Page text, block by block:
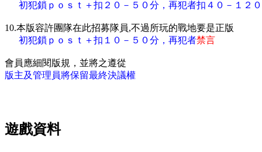
初犯鎖ｐｏｓｔ＋扣２０－５０分，再犯者扣４０－１２
10.本版容許團隊在此招募隊員,不過所玩的戰地要是正版
初犯鎖ｐｏｓｔ＋扣１０－５０分，再犯者禁言
會員應細閱版規，並將之遵從
版主及管理員將保留最終決議權
遊戲資料